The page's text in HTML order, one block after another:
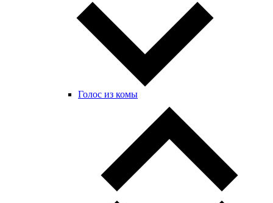
Голос из комы